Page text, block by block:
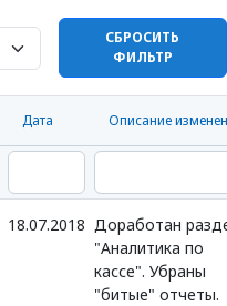
СБРОСИТЬ
ФИЛЬТР
Дата Описание
18.07.2018 Доработан
"Аналитика по
кассе". Убраны
"битые" отчеты.